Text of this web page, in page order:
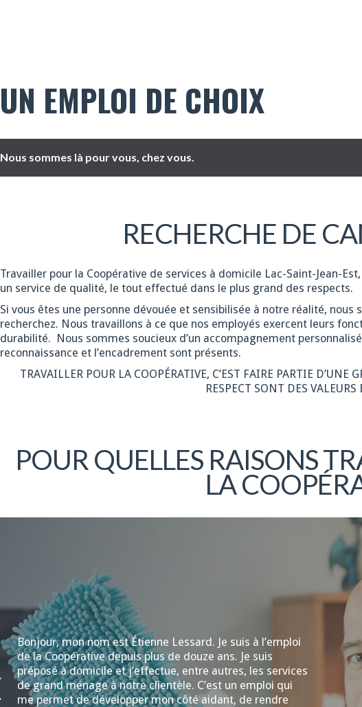
UN EMPLOI DE CHOIX
Nous sommes là pour vous, chez vous.
RECHERCHE DE
Travailler pour la Coopérative de services à domicile Lac-Saint-Jean-
un service de qualité, le tout effectué dans le plus grand des respects.
Si vous êtes une personne dévouée et sensibilisée à notre réalité, nous
recherchez. Nous travaillons à ce que nos employés exercent leurs
durabilité. Nous sommes soucieux d’un accompagnement
reconnaissance et l’encadrement sont présents.
TRAVAILLER POUR LA COOPÉRATIVE, C’EST FAIRE PARTIE
RESPECT SONT DES VALEURS
POUR QUELLES RAISONS
LA
Bonjour, mon nom est Étienne Lessard. Je suis à l’emploi
de la Coopérative depuis plus de douze ans. Je suis
préposé à domicile et j’effectue, entre autres, les services
de grand ménage à notre clientèle. C’est un emploi qui
me permet de développer mon côté aidant, de rendre